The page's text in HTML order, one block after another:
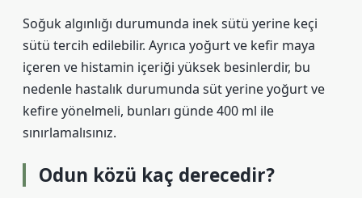
Soğuk algınlığı durumunda inek sütü yerine keçi
sütü tercih edilebilir. Ayrıca yoğurt ve kefir maya
içeren ve histamin içeriği yüksek besinlerdir, bu
nedenle hastalık durumunda süt yerine yoğurt ve
kefire yönelmeli, bunları günde 400 ml ile
sınırlamalısınız.
Odun közü kaç derecedir?